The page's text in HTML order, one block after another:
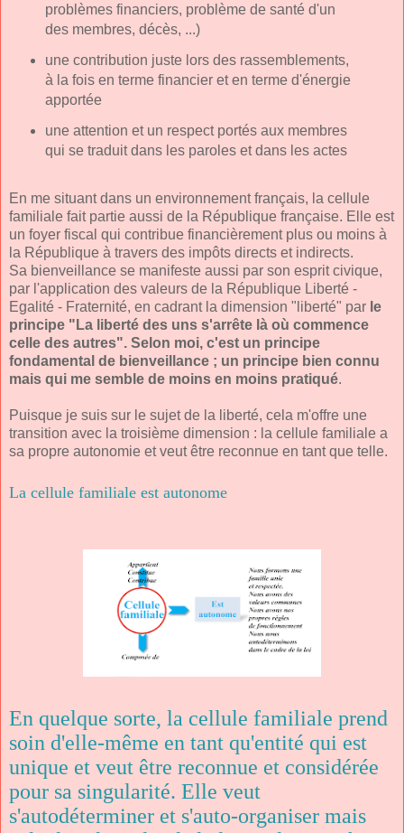
problèmes financiers, problème de santé d'un
des membres, décès, ...)
une contribution juste lors des rassemblements,
à la fois en terme financier et en terme d'énergie
apportée
une attention et un respect portés aux membres
qui se traduit dans les paroles et dans les actes
En me situant dans un environnement français, la cellule
familiale fait partie aussi de la République française. Elle est
un foyer fiscal qui contribue financièrement plus ou moins à
la République à travers des impôts directs et indirects.
Sa bienveillance se manifeste aussi par son esprit civique,
par l'application des valeurs de la République Liberté -
Egalité - Fraternité, en cadrant la dimension "liberté" par le
principe "La liberté des uns s'arrête là où commence
celle des autres". Selon moi, c'est un principe
fondamental de bienveillance ; un principe bien connu
mais qui me semble de moins en moins pratiqué.
Puisque je suis sur le sujet de la liberté, cela m'offre une
transition avec la troisième dimension : la cellule familiale a
sa propre autonomie et veut être reconnue en tant que telle.
La cellule familiale est autonome
En quelque sorte, la cellule familiale prend
soin d'elle-même en tant qu'entité qui est
unique et veut être reconnue et considérée
pour sa singularité. Elle veut
s'autodéterminer et s'auto-organiser mais